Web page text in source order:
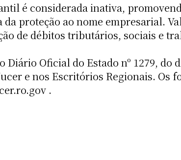
é considerada inativa,
proteção ao nome empresarial.
de débitos tributários, sociais e
Oficial do Estado nº 1279, do
e nos Escritórios Regionais. Os
.